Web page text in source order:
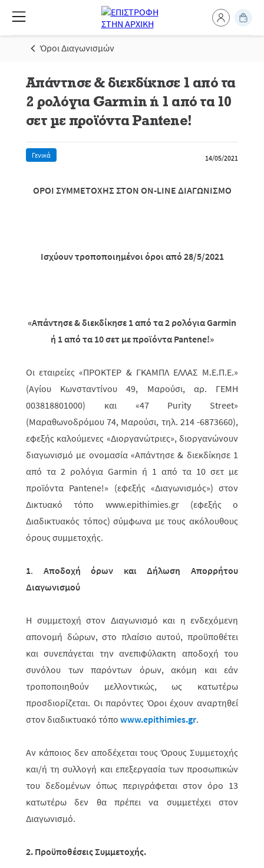
Όροι Διαγωνισμών
Απάντησε & διεκδίκησε 1 από τα
2 ρολόγια Garmin ή 1 από τα 10
σετ με προϊόντα Pantene!
Γενικά 14/05/2021
ΟΡΟΙ ΣΥΜΜΕΤΟΧΗΣ ΣΤΟΝ ON-LINE ΔΙΑΓΩΝΙΣΜΟ
Ισχύουν τροποποιημένοι όροι από 28/5/2021
«Απάντησε & διεκδίκησε 1 από τα 2 ρολόγιαGarmin
ή 1 από τα 10 σετ με προϊόντα Pantene!»
Οι εταιρείες «ΠΡΟΚΤΕΡ & ΓΚΑΜΠΛ ΕΛΛΑΣ M.Ε.Π.Ε.»
(Αγίου Κωνσταντίνου 49, Μαρούσι, αρ. ΓΕΜΗ
003818801000) και «47 Purity Street»
(Μαραθωνοδρόμου 74, Μαρούσι, τηλ. 214 -6873660),
εφεξής καλούμενες «Διοργανώτριες», διοργανώνουν
διαγωνι­σμό με ονομασία «Απάντησε & διεκδίκησε 1
από τα 2 ρολόγια Garmin ή 1 από τα 10 σετ με
προϊόντα Pantene!» (εφεξής «Διαγωνισμός») στον
Δικτυακό τόπο www.epithimies.gr (εφεξής ο
Διαδικτυακός τόπος) σύμφωνα με τους ακόλουθους
όρους συμμετοχής.
1. Αποδοχή όρων και Δήλωση Απορρήτου
Διαγωνισμού
Η συμμετοχή στον Διαγωνισμό και η ενδεχόμενη
απονομή δώρων, στο πλαίσιο αυτού, προϋποθέτει
και συνεπάγεται την ανεπιφύλακτη αποδοχή του
συνόλου των παρόντων όρων, ακόμη και εάν
τροποποιηθούν μελλοντικώς, ως κατω­τέ­ρω
προσδιορίζεται. Οι παρόντες Όροι έχουν αναρτηθεί
στον διαδι­κτυακό τόπο www.epithimies.gr.
Αν κάποιος δεν αποδέχεται τους Όρους Συμμετοχής
και/ή τη συλλογή και επεξεργασία των προσωπικών
του δεδομένων όπως περιγράφεται στον όρο 13
κατωτέρω δεν θα πρέπει να συμμετέχει στον
Διαγωνισμό.
2. Προϋποθέσεις Συμμετοχής.